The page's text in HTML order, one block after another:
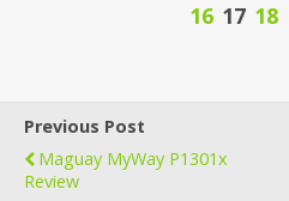
16 17 18
Previous Post
Maguay MyWay P1301x
Review